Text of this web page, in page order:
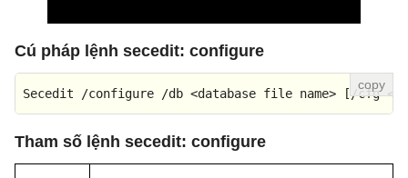
Cú pháp lệnh secedit: configure
Secedit /configure /db <database file name> [/cfg
Tham số lệnh secedit: configure